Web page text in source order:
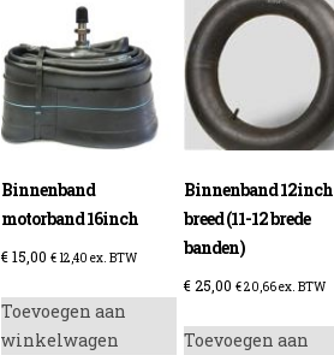
Binnenband
motorband 16inch
€15,00 € 12,40 ex. BTW
Toevoegen aan
winkelwagen
Binnenband 12inch
breed (11-12 brede
banden)
€25,00 €20,66ex. BTW
Toevoegen aan